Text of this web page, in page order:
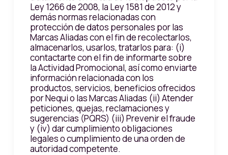
Ley 1266 de 2008, la Ley 1581 de 2012 y
demás normas relacionadas con
protección de datos personales por las
Marcas Aliadas con el fin de recolectarlos,
almacenarlos, usarlos, tratarlos para: (i)
contactarte con el fin de informarte sobre
la Actividad Promocional, así como enviarte
información relacionada con los
productos, servicios, beneficios ofrecidos
por Nequi o las Marcas Aliadas (ii) Atender
peticiones, quejas, reclamaciones y
sugerencias (PQRS) (iii) Prevenir el fraude
y (iv) dar cumplimiento obligaciones
legales o cumplimiento de una orden de
autoridad competente.